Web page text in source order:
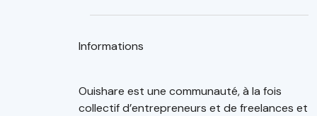
Informations
Ouishare est une communauté, à la fois
collectif d’entrepreneurs et de freelances et